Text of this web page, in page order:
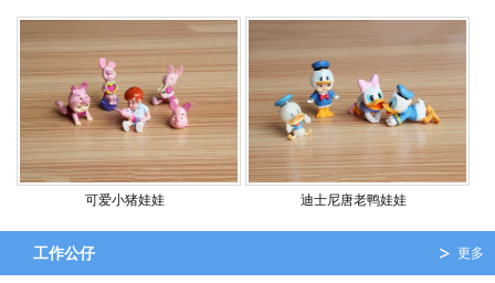
可爱小猪娃娃 迪士尼唐老鸭娃娃
更多
工作公仔